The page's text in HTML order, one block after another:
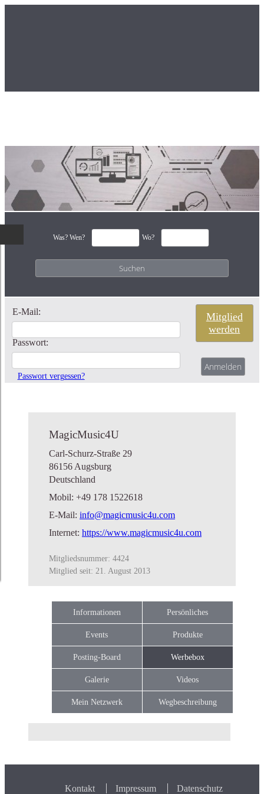
Was? Wen? Wo?
E-Mail:
Passwort:
Passwort vergessen?
Mitglied
werden
MagicMusic4U
Carl-Schurz-Straße 29
86156 Augsburg
Deutschland
Mobil: +49 178 1522618
E-Mail: info@magicmusic4u.com
Internet: https://www.magicmusic4u.com
Mitgliedsnummer: 4424
Mitglied seit: 21. August 2013
Informationen Persönliches
Events Produkte
Posting-Board Werbebox
Galerie Videos
Mein Netzwerk Wegbeschreibung
Kontakt Impressum
Datenschutz